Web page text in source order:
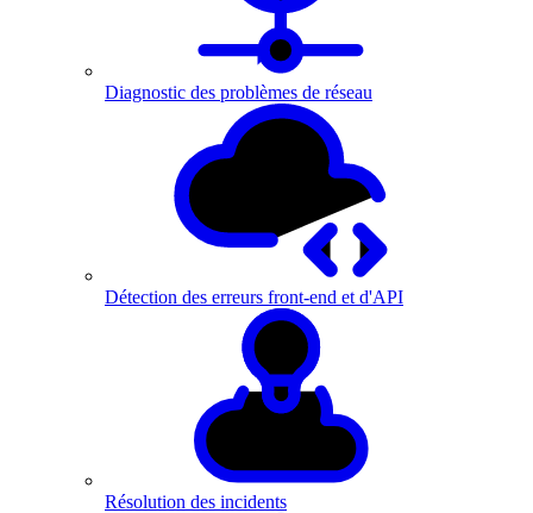
Diagnostic des problèmes de réseau
Détection des erreurs front-end et d'API
Résolution des incidents